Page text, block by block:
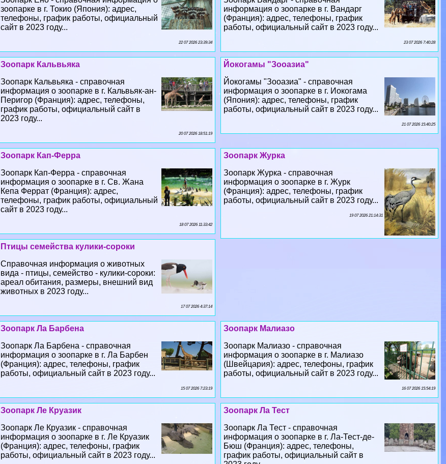
23 07 2026 7:40:28
22 07 2026 23:39:34
Йокогамы "Зооазиа"
информация о зоопарке в г. Иокогама
(Япония): адрес, телефоны, график
работы, официальный сайт в 2023 году...
Зоопарк Кальвьяка
информация о зоопарке в г. Кальвьяк-ан-
Перигор (Франция): адрес, телефоны,
график работы, официальный сайт в
2023 году...
20 07 2026 18:51:19
информация о зоопарке в г. Журк
(Франция): адрес, телефоны, график
работы, официальный сайт в 2023 году...
19 07 2026 21:14:31
Зоопарк Кап-Ферра
информация о зоопарке в г. Св. Жана
Кепа Феррат (Франция): адрес,
телефоны, график работы, официальный
сайт в 2023 году...
18 07 2026 11:33:42
Птицы семейства кулики-сороки
вида - птицы, семейство - кулики-сороки:
ареал обитания, размеры, внешний вид
животных в 2023 году...
17 07 2026 4:37:14
информация о зоопарке в г. Малиазо
(Швейцария): адрес, телефоны, график
работы, официальный сайт в 2023 году...
16 07 2026 15:54:19
Зоопарк Ла Барбена
информация о зоопарке в г. Ла Барбен
(Франция): адрес, телефоны, график
работы, официальный сайт в 2023 году...
15 07 2026 7:23:19
Зоопарк Ла Тест
информация о зоопарке в г. Ла-Тест-де-
Бюш (Франция): адрес, телефоны,
график работы, официальный сайт в
2023 году...
14 07 2026 13:17:48
Зоопарк Ле Круазик
информация о зоопарке в г. Ле Круазик
(Франция): адрес, телефоны, график
работы, официальный сайт в 2023 году...
13 07 2026 0:42:52
Зоопарк Ле Сабль-д'Олон